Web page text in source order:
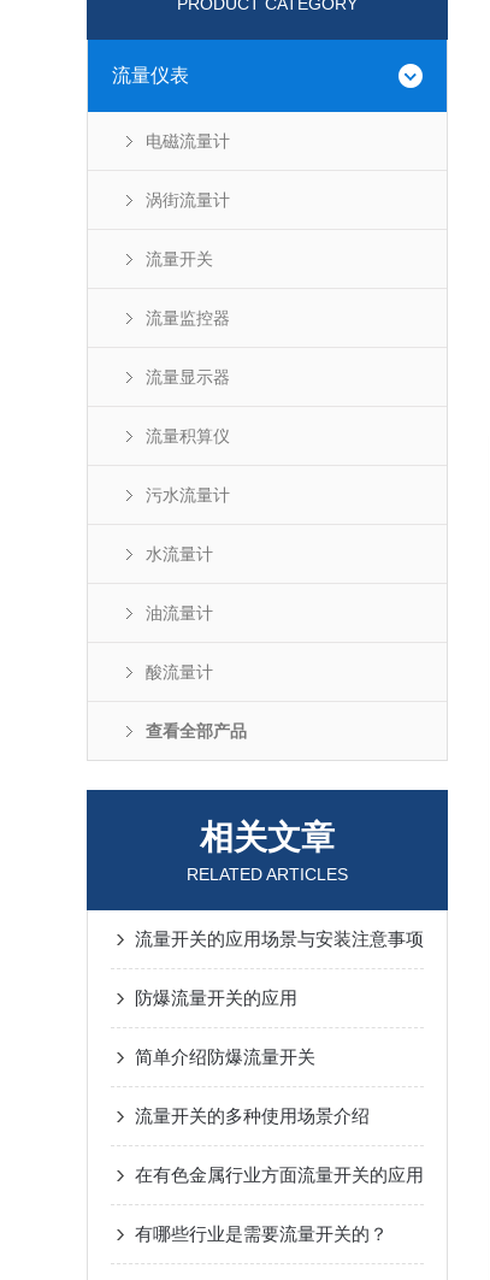
流量仪表
电磁流量计
涡街流量计
流量开关
流量监控器
流量显示器
流量积算仪
污水流量计
水流量计
油流量计
酸流量计
查看全部产品
相关文章
RELATED ARTICLES
流量开关的应用场景与安装注意事项
防爆流量开关的应用
简单介绍防爆流量开关
流量开关的多种使用场景介绍
在有色金属行业方面流量开关的应用
有哪些行业是需要流量开关的？